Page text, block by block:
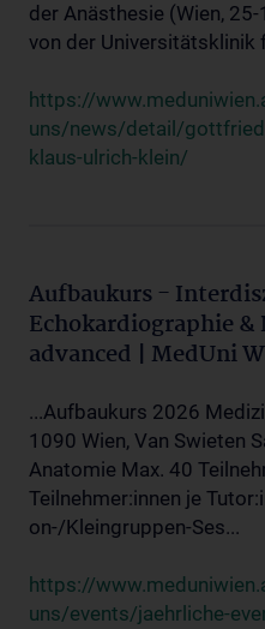
der Anästhesie (Wien,
von der Universitätsklinik
https://
uns/news/detail/
klaus-ulrich-klein/
Aufbaukurs -
Echokardiographie
advanced | MedUni
...Aufbaukurs 2026
1090 Wien, Van Swieten
Anatomie Max. 40
Teilnehmer:innen je
on-/Kleingruppen-Ses...
https://
uns/events/jaehrliche-